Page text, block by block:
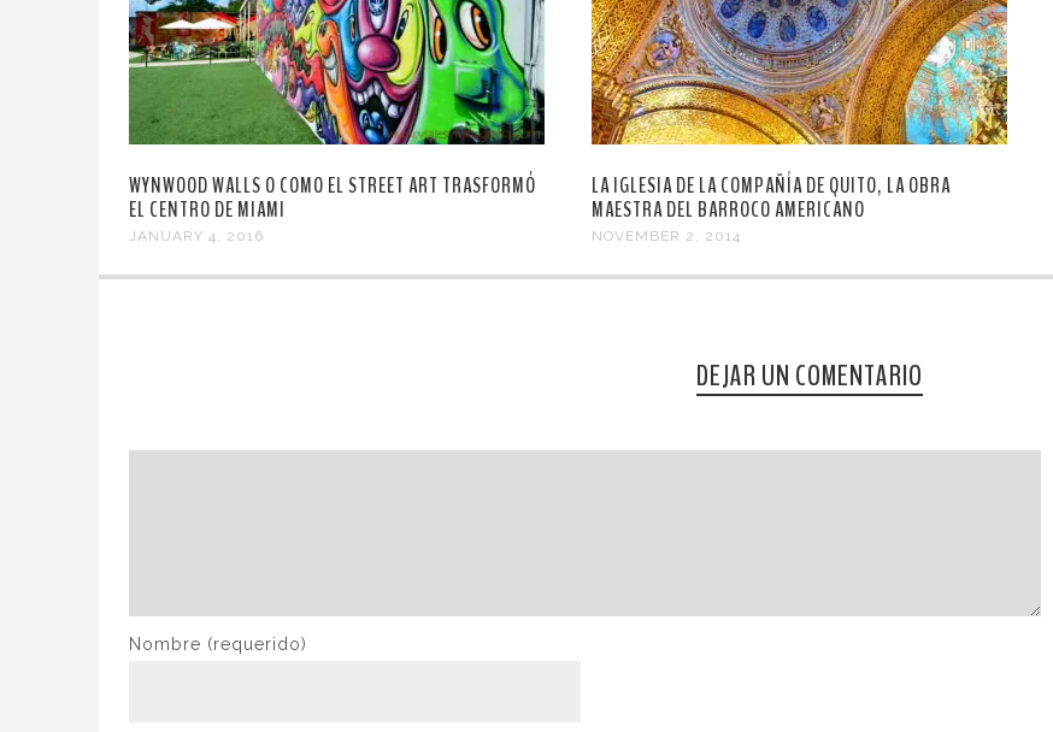
WYNWOOD WALLS O COMO EL STREET ART TRASFORMÓ
EL CENTRO DE MIAMI
JANUARY 4, 2016
LA IGLESIA DE LA COMPAÑÍA DE QUITO, LA OBRA
MAESTRA DEL BARROCO AMERICANO
NOVEMBER 2, 2014
DEJAR UN COMENTARIO
Nombre (requerido)